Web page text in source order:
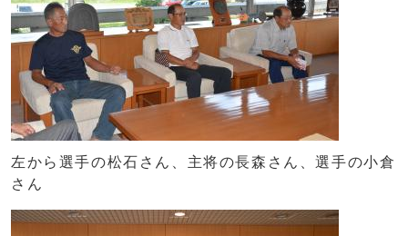
左から選手の松石さん、主将の長森さん、選手の小倉
さん